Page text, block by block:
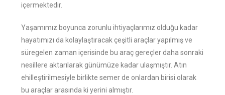
içermektedir.
Yaşamımız boyunca zorunlu ihtiyaçlarımız olduğu kadar
hayatımızı da kolaylaştıracak çeşitli araçlar yapılmış ve
süregelen zaman içerisinde bu araç gereçler daha sonraki
nesillere aktarılarak günümüze kadar ulaşmıştır. Atın
ehilleştirilmesiyle birlikte semer de onlardan birisi olarak
bu araçlar arasında ki yerini almıştır.